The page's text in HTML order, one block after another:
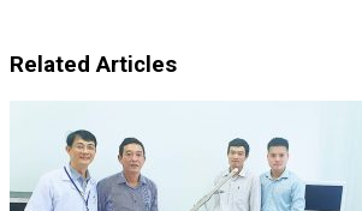
Related Articles